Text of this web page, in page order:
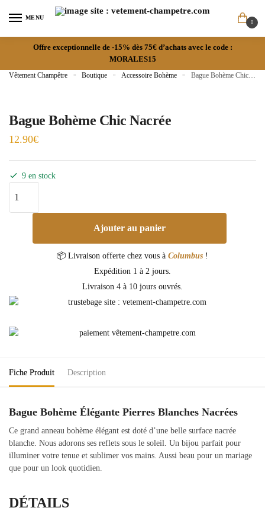
MENU
0
Offre exceptionnelle de -15% dès 75€ d’achats avec le code :
MORALES15
Vêtement Champêtre » Boutique » Accessoire Bohème » Bague Bohème Chic Nacrée
Bague Bohème Chic Nacrée
12.90€
9 en stock
Ajouter au panier
📦 Livraison offerte chez vous à Columbus !
Expédition 1 à 2 jours.
Livraison 4 à 10 jours ouvrés.
Fiche Produit Description
Bague Bohème Élégante Pierres Blanches Nacrées
Ce grand anneau bohème élégant est doté d’une belle surface nacrée
blanche. Nous adorons ses reflets sous le soleil. Un bijou parfait pour
illuminer votre tenue et sublimer vos mains. Aussi beau pour un mariage
que pour un look quotidien.
DÉTAILS